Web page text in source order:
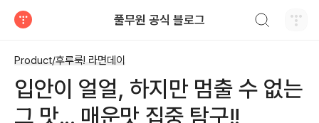
풀무원 공식 블로그
Product/후루룩! 라면데이
입안이 얼얼, 하지만 멈출 수 없는
그 맛... 매운맛 집중 탐구!!